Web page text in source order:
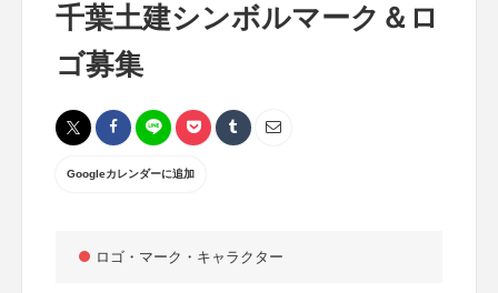
千葉土建シンボルマーク＆ロ
ゴ募集
Googleカレンダーに追加
ロゴ・マーク・キャラクター